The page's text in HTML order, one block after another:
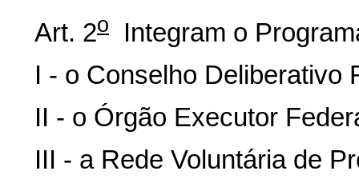
Art. 2o
Integram o
I - o Conselho Deliberativo
II - o Órgão Executor
III - a Rede Voluntária de